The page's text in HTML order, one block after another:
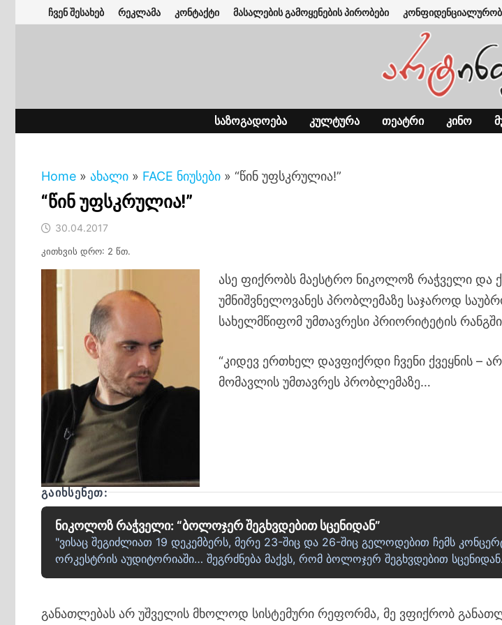
to
ჩვენ შესახებ რეკლამა კონტაქტი მასალების გამოყენების პირობები
ᲡᲐᲖᲝᲒᲐᲓᲝᲔᲑᲐ ᲙᲣᲚᲢᲣᲠᲐ ᲗᲔᲐᲢᲠᲘ ᲙᲘᲜᲝ
Home » ახალი » FACE ნიუსები » “წინ უფსკრულია!”
“წინ უფსკრულია!”
30.04.2017
კითხვის დრო: 2 წთ.
ასე ფიქრობს მაესტრო ნიკოლოზ რაჭველი და
უმნიშვნელოვანეს პრობლემაზე საჯაროდ
სახელმწიფომ უმთავრესი პრიორიტეტის
“კიდევ ერთხელ დავფიქრდი ჩვენი ქვეყნის –
მომავლის უმთავრეს პრობლემაზე…
ᲒᲐᲘᲮᲡᲔᲜᲔᲗ:
ნიკოლოზ რაჭველი: “ბოლოჯერ შეგხვდებით სცენიდან”
"ვისაც შეგიძლიათ 19 დეკემბერს, მერე 23-შიც და 26-შიც გელოდებით ჩემს
ორკესტრის აუდიტორიაში… შეგრძნება მაქვს, რომ ბოლოჯერ შეგხვდებით
განათლებას არ უშველის მხოლოდ სისტემური რეფორმა, მე ვფიქრობ